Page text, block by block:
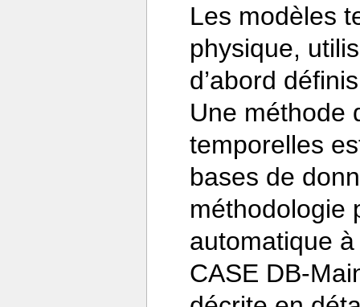
Les modèles
physique,
d’abord
Une méthode
temporelles
bases de
méthodologie
automatique à
CASE DB-